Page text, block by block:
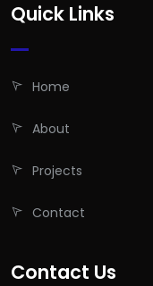
Quick Links
Home
About
Projects
Contact
Contact Us